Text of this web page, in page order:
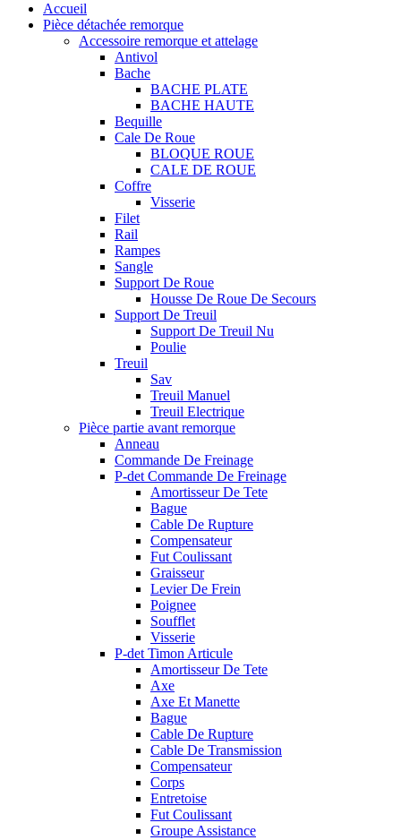
Accueil
Pièce détachée remorque
Accessoire remorque et attelage
Antivol
Bache
BACHE PLATE
BACHE HAUTE
Bequille
Cale De Roue
BLOQUE ROUE
CALE DE ROUE
Coffre
Visserie
Filet
Rail
Rampes
Sangle
Support De Roue
Housse De Roue De Secours
Support De Treuil
Support De Treuil Nu
Poulie
Treuil
Sav
Treuil Manuel
Treuil Electrique
Pièce partie avant remorque
Anneau
Commande De Freinage
P-det Commande De Freinage
Amortisseur De Tete
Bague
Cable De Rupture
Compensateur
Fut Coulissant
Graisseur
Levier De Frein
Poignee
Soufflet
Visserie
P-det Timon Articule
Amortisseur De Tete
Axe
Axe Et Manette
Bague
Cable De Rupture
Cable De Transmission
Compensateur
Corps
Entretoise
Fut Coulissant
Groupe Assistance